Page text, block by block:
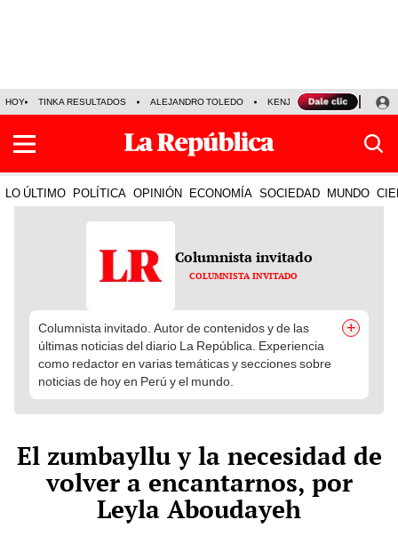
HOY TINKA RESULTADOS ALEJANDRO TOLEDO KENJI FUJIMORI
LO ÚLTIMO POLÍTICA OPINIÓN ECONOMÍA SOCIEDAD MUNDO
Columnista invitado
COLUMNISTA INVITADO
Columnista invitado. Autor de contenidos y de las
últimas noticias del diario La República. Experiencia
como redactor en varias temáticas y secciones sobre
noticias de hoy en Perú y el mundo.
+
El zumbayllu y la necesidad de
volver a encantarnos, por
Leyla Aboudayeh